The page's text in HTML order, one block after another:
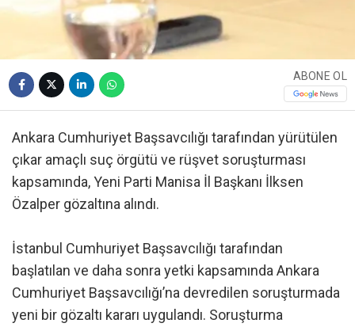
ABONE OL
Ankara Cumhuriyet Başsavcılığı tarafından yürütülen
çıkar amaçlı suç örgütü ve rüşvet soruşturması
kapsamında, Yeni Parti Manisa İl Başkanı İlksen
Özalper gözaltına alındı.
İstanbul Cumhuriyet Başsavcılığı tarafından
başlatılan ve daha sonra yetki kapsamında Ankara
Cumhuriyet Başsavcılığı’na devredilen soruşturmada
yeni bir gözaltı kararı uygulandı. Soruşturma